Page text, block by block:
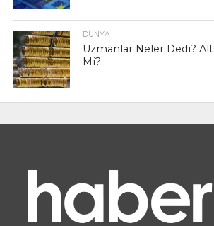
DÜNYA
Uzmanlar Neler Dedi?
Mi?